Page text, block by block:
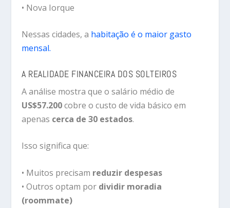
• Nova Iorque
Nessas cidades, a habitação é o maior gasto
mensal.
A REALIDADE FINANCEIRA DOS SOLTEIROS
A análise mostra que o salário médio de
US$57.200cobre o custo de vida básico em
apenas cerca de 30 estados.
Isso significa que:
• Muitos precisam reduzir despesas
• Outros optam por dividir moradia
(roommate)